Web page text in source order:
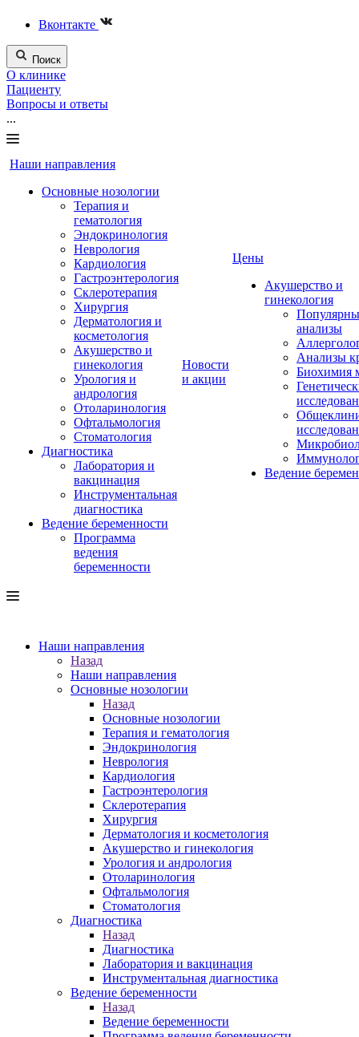
Вконтакте
Поиск
О клинике
Пациенту
Вопросы и ответы
...
Наши направления
Основные нозологии
Терапия и
гематология
Эндокринология
Неврология
Кардиология
Гастроэнтерология
Склеротерапия
Хирургия
Дерматология и
косметология
Акушерство и
гинекология
Урология и
андрология
Отоларинология
Офтальмология
Стоматология
Диагностика
Лаборатория и
вакцинация
Инструментальная
диагностика
Ведение беременности
Программа
ведения
беременности
Новости
и акции
Цены
Акушерство и
гинекология
анализы
Анализы
Биохимия
Ведение
Наши направления
Назад
Наши направления
Основные нозологии
Назад
Основные нозологии
Терапия и гематология
Эндокринология
Неврология
Кардиология
Гастроэнтерология
Склеротерапия
Хирургия
Дерматология и косметология
Акушерство и гинекология
Урология и андрология
Отоларинология
Офтальмология
Стоматология
Диагностика
Назад
Диагностика
Лаборатория и вакцинация
Инструментальная диагностика
Ведение беременности
Назад
Ведение беременности